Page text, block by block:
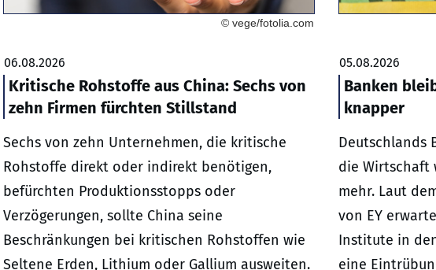
© vege/fotolia.com
06.08.2026
Kritische Rohstoffe aus China: Sechs von
zehn Firmen fürchten Stillstand
Sechs von zehn Unternehmen, die kritische
Rohstoffe direkt oder indirekt benötigen,
befürchten Produktionsstopps oder
Verzögerungen, sollte China seine
Beschränkungen bei kritischen Rohstoffen wie
Seltene Erden, Lithium oder Gallium ausweiten.
05.08.2026
Banken
knapper
Deutschlands
die Wirtschaft
mehr. Laut
von EY
Institute in
eine